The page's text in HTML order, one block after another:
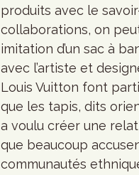
produits avec le
collaborations, on
imitation d’un sac à
avec l’artiste et
Louis Vuitton font
que les tapis, dits
a voulu créer une
que beaucoup
communautés